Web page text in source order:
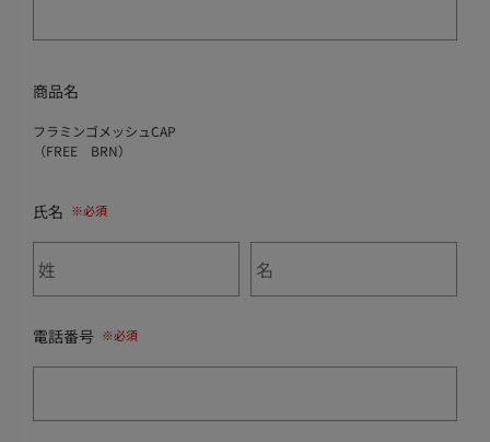
商品名
フラミンゴメッシュCAP
（FREE BRN）
氏名
電話番号